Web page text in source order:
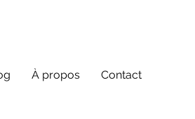
À propos Contact